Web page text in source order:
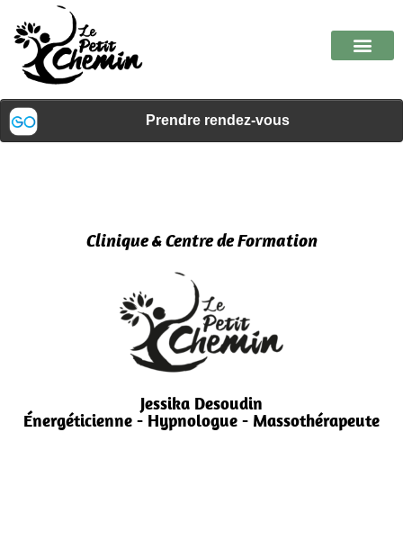
Clinique & Centre de Formation
Jessika Desoudin
Énergéticienne - Hypnologue - Massothérapeute